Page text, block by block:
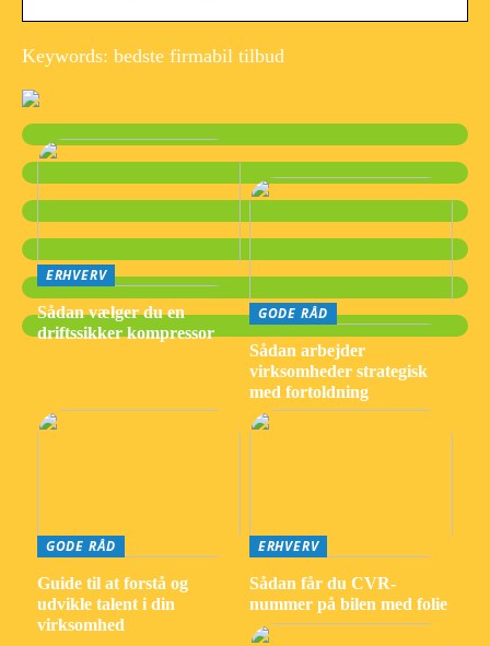
Keywords: bedste firmabil tilbud
ERHVERV
Sådan vælger du en
driftssikker kompressor
GODE RÅD
Sådan arbejder
virksomheder strategisk
med fortoldning
GODE RÅD
Guide til at forstå og
udvikle talent i din
virksomhed
ERHVERV
Sådan får du CVR-
nummer på bilen med folie